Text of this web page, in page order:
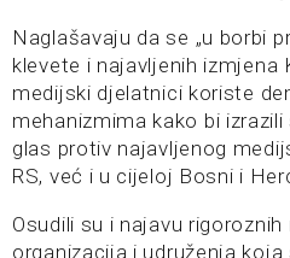
Naglašavaju da se „u borbi
klevete i najavljenih izmjena
medijski djelatnici koriste
mehanizmima kako bi
glas protiv najavljenog
RS, već i u cijeloj Bosni i
Osudili su i najavu
organizacija i udruženja